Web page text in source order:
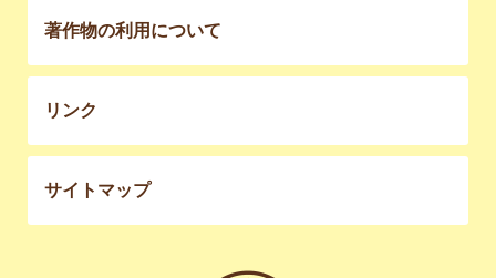
著作物の利用について
リンク
サイトマップ